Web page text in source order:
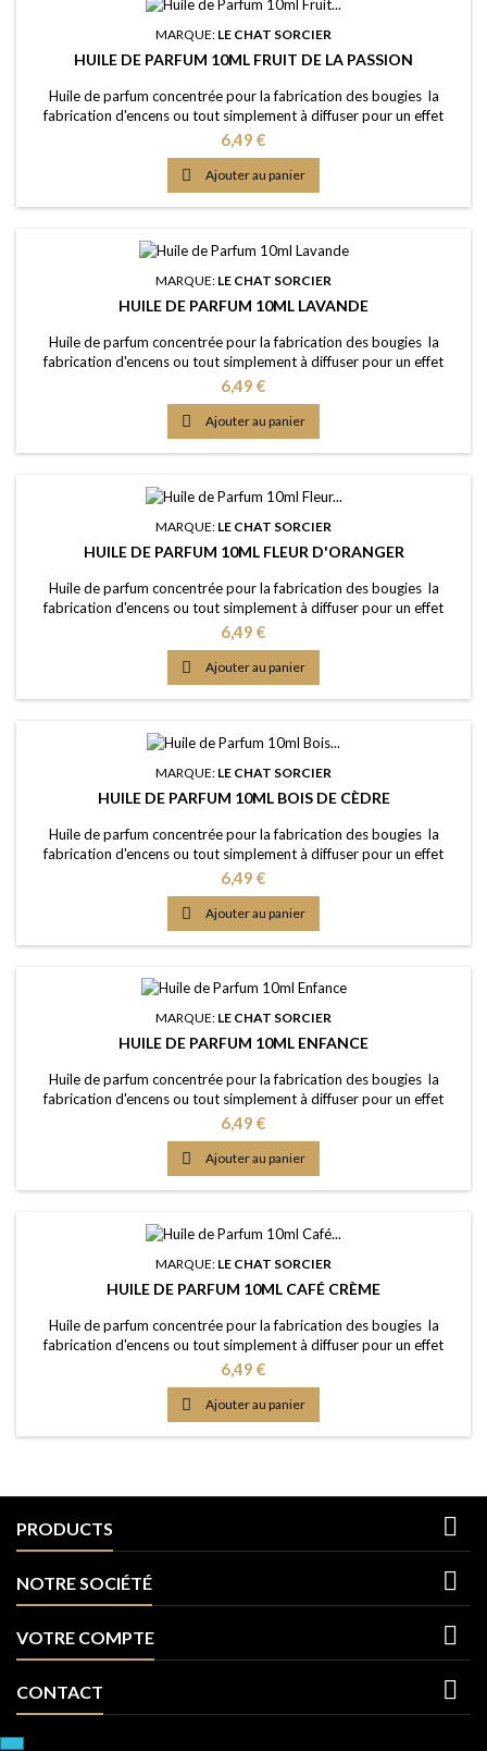
MARQUE: LE CHAT SORCIER
HUILE DE PARFUM 10ML FRUIT DE LA PASSION
Huile de parfum concentrée pour la fabrication des bougies la
fabrication d'encens ou tout simplement à diffuser pour un effet
intense Caractère: exceptionnellement fruité, tropical, exotique
Point d'Eclair: 91°C Couleur: Presque incolorée Dosage conseillé:
entre 2% et 5% Documentation: Fiche de données de sécurité
téléchargeable (lien dessous)
Prix
6,49 €
 Ajouter au panier
MARQUE: LE CHAT SORCIER
HUILE DE PARFUM 10ML LAVANDE
Huile de parfum concentrée pour la fabrication des bougies la
fabrication d'encens ou tout simplement à diffuser pour un effet
intense Caractère: sans équivoque, riche, herbacé, relaxant Point
d'Eclair: &gt;61°C Couleur: Incolorée Dosage conseillé: entre 2% et
5% Documentation: Fiche de données de sécurité téléchargeable
(lien dessous)
Prix
6,49 €
 Ajouter au panier
MARQUE: LE CHAT SORCIER
HUILE DE PARFUM 10ML FLEUR D'ORANGER
Huile de parfum concentrée pour la fabrication des bougies la
fabrication d'encens ou tout simplement à diffuser pour un effet
intense Caractère: senteur fleurie douce avec une note d'orange
amère Point d'Eclair: &gt;60°C Couleur: Orange Dosage conseillé:
entre 2% et 5% Documentation: Fiche de données de sécurité
téléchargeable (lien dessous)
Prix
6,49 €
 Ajouter au panier
MARQUE: LE CHAT SORCIER
HUILE DE PARFUM 10ML BOIS DE CÈDRE
Huile de parfum concentrée pour la fabrication des bougies la
fabrication d'encens ou tout simplement à diffuser pour un effet
intense Caractère: épicé, boisé, une odeur douce, fine et raffinée
Point d'Eclair: 72°C Couleur: Légèrement dorée Dosage conseillé:
entre 2% et 5% Documentation: Fiche de données de sécurité
téléchargeable (lien dessous)
Prix
6,49 €
 Ajouter au panier
MARQUE: LE CHAT SORCIER
HUILE DE PARFUM 10ML ENFANCE
Huile de parfum concentrée pour la fabrication des bougies la
fabrication d'encens ou tout simplement à diffuser pour un effet
intense Caractère: l'odeur de talc, un vrai souvenir d'enfance Point
d'Eclair: &gt;61°C Couleur: Incolorée Dosage conseillé: entre 2% et
5% Documentation: Fiche de données de sécurité téléchargeable
(lien dessous)
Prix
6,49 €
 Ajouter au panier
MARQUE: LE CHAT SORCIER
HUILE DE PARFUM 10ML CAFÉ CRÈME
Huile de parfum concentrée pour la fabrication des bougies la
fabrication d'encens ou tout simplement à diffuser pour un effet
intense Caractère: café vanillé et lacté avec une touche de cacao
Point d'Eclair: &gt;80°C Couleur: Brun Dosage conseillé: entre 2% et
5% Documentation: Fiche de données de sécurité téléchargeable
(lien dessous)
Prix
6,49 €
 Ajouter au panier
PRODUCTS 
NOTRE SOCIÉTÉ 
VOTRE COMPTE 
CONTACT 